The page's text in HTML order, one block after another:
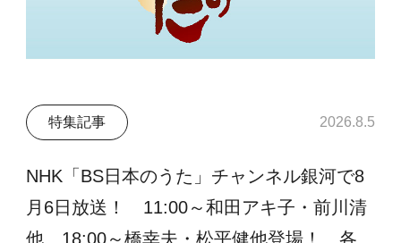
特集記事 2026.8.5
NHK「BS日本のうた」チャンネル銀河で8
月6日放送！ 11:00～和田アキ子・前川清
他、18:00～橋幸夫・松平健他登場！ 各